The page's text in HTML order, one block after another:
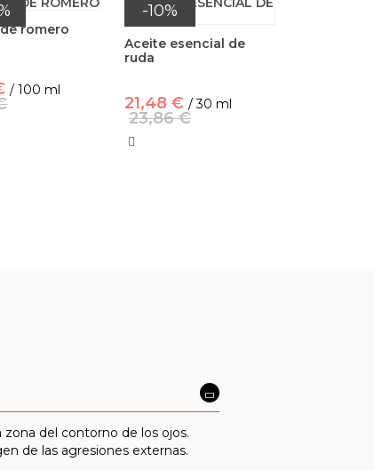
romero
/ 100 ml
-10%
Aceite esencial de
ruda
21,48 € / 30 ml
23,86 €
del contorno de los ojos.
de las agresiones externas.